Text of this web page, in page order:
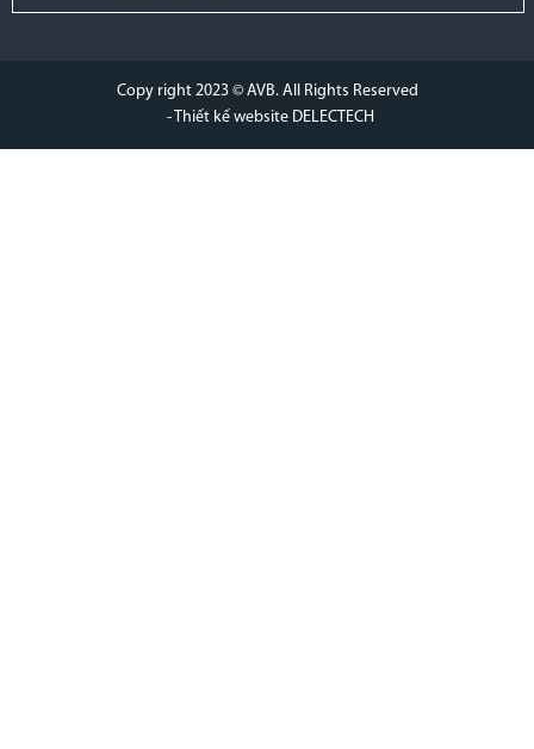
Copy right 2023 © AVB. All Rights Reserved
- Thiết kế website DELECTECH